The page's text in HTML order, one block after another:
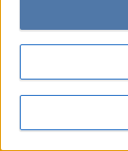
cambiar sus
Tenga en cuenta
personales puede
tiene el derecho
sus preferencias